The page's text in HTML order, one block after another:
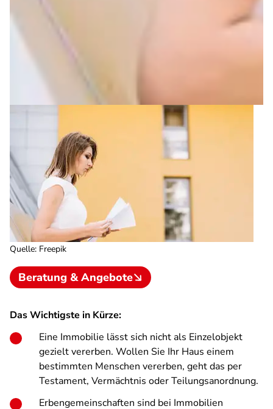
Quelle: Freepik
Beratung & Angebote
Das Wichtigste in Kürze:
Eine Immobilie lässt sich nicht als Einzelobjekt
gezielt vererben. Wollen Sie Ihr Haus einem
bestimmten Menschen vererben, geht das per
Testament, Vermächtnis oder Teilungsanordnung.
Erbengemeinschaften sind bei Immobilien